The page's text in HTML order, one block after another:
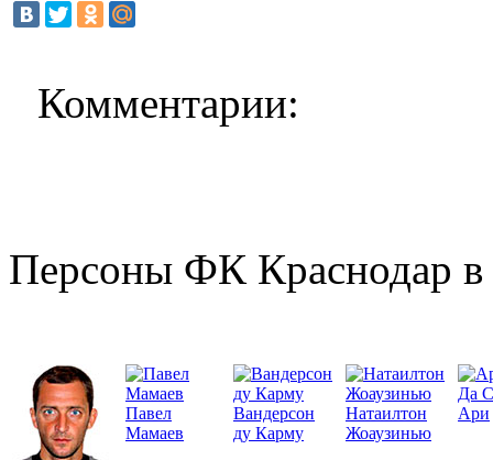
Комментарии:
Персоны ФК Краснодар в
Павел
Мамаев
Вандерсон
ду Карму
Натаилтон
Жоаузинью
Да
Ари